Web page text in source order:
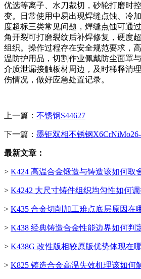
优选等离子、水刀裁切，砂轮打磨时
变。日常使用中易出现焊缝点蚀、冷
度超标三类常见问题，焊缝点蚀可通
角开裂可打磨裂纹后补焊修复，硬度
组织。操作过程存在安全规范要求，
温防护用品，切割作业佩戴防尘面罩
介质泄漏接触板材周边，及时稀释清
伤情况，做好应急处置记录。
上一篇： 不锈钢S44627
下一篇： 墨钜双相不锈钢
最新文章：
> K424 高温合金锻造与铸造该如何取
> K4242 大尺寸铸件组织均匀性如何调
> K435 合金切削加工难点底层原因在
> K438 经典铸造合金性能边界如何判
> K438G 改性版相较原版优势体现在
> K825 铸造合金高温失效机理该如何